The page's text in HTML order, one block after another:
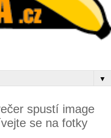
▼
spustí image
se na fotky